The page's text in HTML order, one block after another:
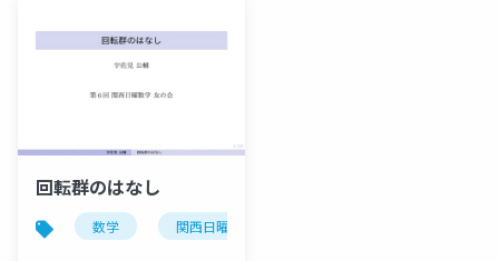
回転群のはなし
数学 関西日曜数学友の会